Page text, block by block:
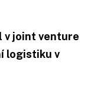
v joint venture
logistiku v